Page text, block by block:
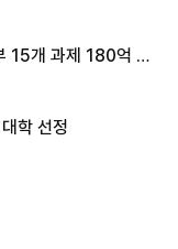
15개 과제 180억 지
학 선정